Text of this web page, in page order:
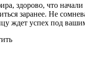
здорово, что
заранее. Не
ждет успех под